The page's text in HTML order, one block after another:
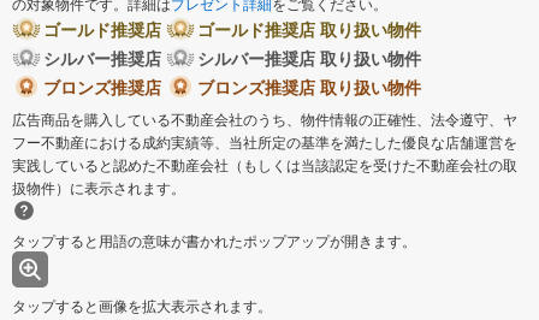
ゴールド推奨店
ゴールド推奨店 取り扱い物件
シルバー推奨店
シルバー推奨店 取り扱い物件
ブロンズ推奨店
ブロンズ推奨店 取り扱い物件
広告商品を購入している不動産会社のうち、物件情報の正確性、法令遵守、ヤ
フー不動産における成約実績等、当社所定の基準を満たした優良な店舗運営を
実践していると認めた不動産会社（もしくは当該認定を受けた不動産会社の取
扱物件）に表示されます。
タップすると用語の意味が書かれたポップアップが開きます。
タップすると画像を拡大表示されます。